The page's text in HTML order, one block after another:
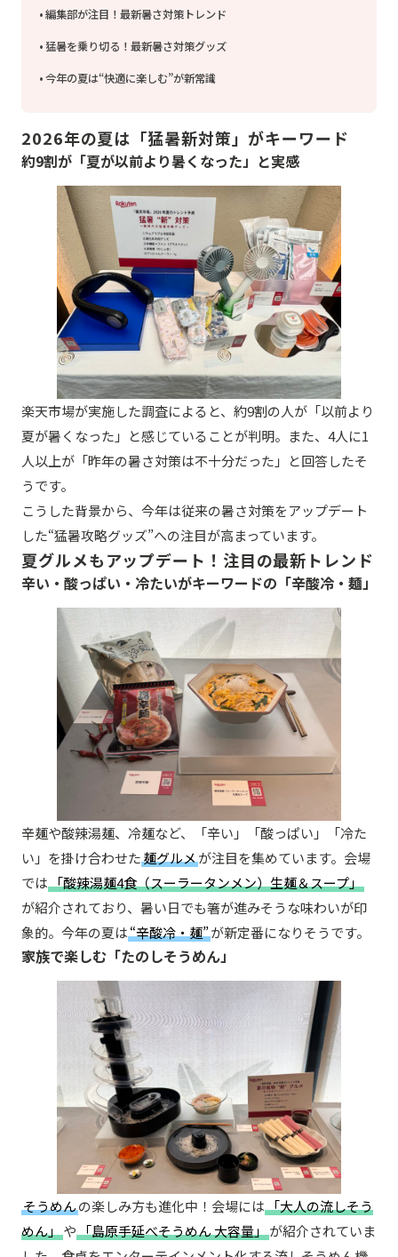
編集部が注目！最新暑さ対策トレンド
猛暑を乗り切る！最新暑さ対策グッズ
今年の夏は“快適に楽しむ”が新常識
2026年の夏は「猛暑新対策」がキーワード
約9割が「夏が以前より暑くなった」と実感
楽天市場が実施した調査によると、約9割の人が「以前より
夏が暑くなった」と感じていることが判明。また、4人に1
人以上が「昨年の暑さ対策は不十分だった」と回答したそ
うです。
こうした背景から、今年は従来の暑さ対策をアップデート
した“猛暑攻略グッズ”への注目が高まっています。
夏グルメもアップデート！注目の最新トレンド
辛い・酸っぱい・冷たいがキーワードの「辛酸冷・麺」
辛麺や酸辣湯麺、冷麺など、「辛い」「酸っぱい」「冷た
い」を掛け合わせた麺グルメが注目を集めています。会場
では「酸辣湯麺4食（スーラータンメン）生麺＆スープ」
が紹介されており、暑い日でも箸が進みそうな味わいが印
象的。今年の夏は“辛酸冷・麺”が新定番になりそうです。
家族で楽しむ「たのしそうめん」
そうめんの楽しみ方も進化中！会場には「大人の流しそう
めん」や「島原手延べそうめん 大容量」が紹介されていま